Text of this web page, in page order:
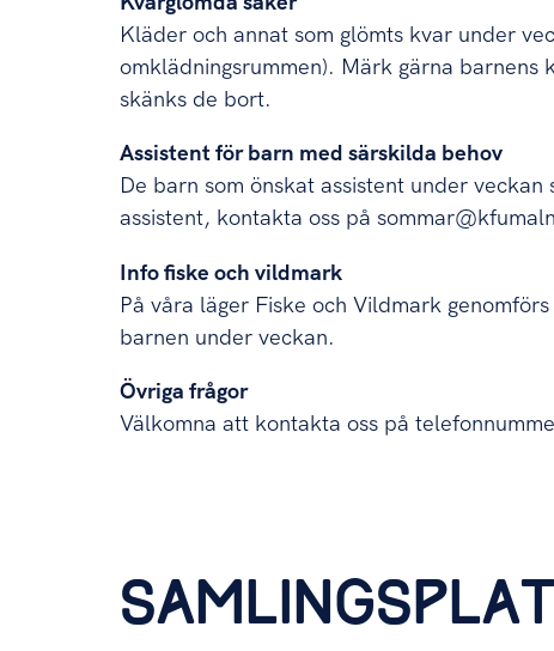
Kläder och annat som glömts kvar under
omklädningsrummen). Märk gärna
skänks de bort.
Assistent för barn med särskilda behov
De barn som önskat assistent under
assistent, kontakta oss på
Info fiske och vildmark
På våra läger Fiske och Vildmark
barnen under veckan.
Övriga frågor
Välkomna att kontakta oss på